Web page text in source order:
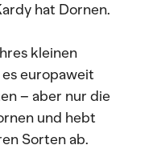
hat Dornen.
kleinen
europaweit
– aber nur die
und hebt
Sorten ab.